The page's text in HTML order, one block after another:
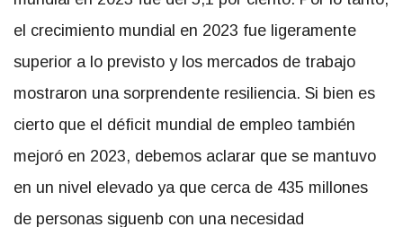
el crecimiento mundial en 2023 fue ligeramente
superior a lo previsto y los mercados de trabajo
mostraron una sorprendente resiliencia. Si bien es
cierto que el déficit mundial de empleo también
mejoró en 2023, debemos aclarar que se mantuvo
en un nivel elevado ya que cerca de 435 millones
de personas siguenb con una necesidad